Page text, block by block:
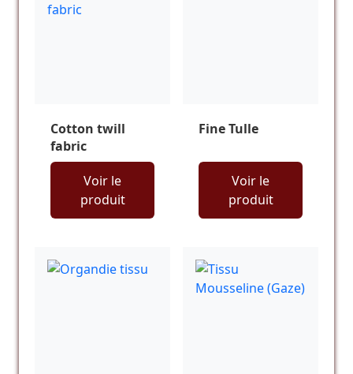
Cotton twill
fabric
Voir le
produit
Fine Tulle
Voir le
produit